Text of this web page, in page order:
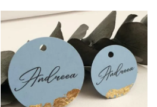
Add to
wishlist